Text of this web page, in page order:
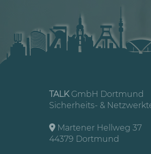
TALKGmbH Dortmund
Sicherheits- &
Martener Hellweg 37
44379 Dortmund